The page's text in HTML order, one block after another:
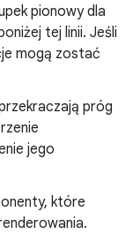
pionowy dla
tej linii. Jeśli
mogą zostać
próg
jego
które